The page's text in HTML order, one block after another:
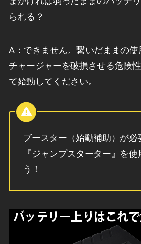
られる？
A：できません。繋いだままの使
チャージャーを破損させる危険
て始動してください。
ブースター（始動補助）が必
『ジャンプスターター』を使
う！